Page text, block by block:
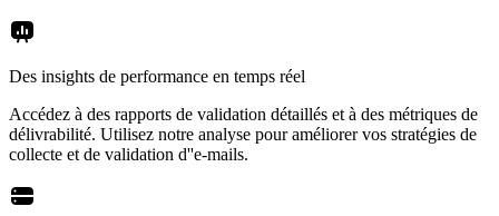
Des insights de performance en temps réel
Accédez à des rapports de validation détaillés et à des métriques de
délivrabilité. Utilisez notre analyse pour améliorer vos stratégies de
collecte et de validation d''e-mails.